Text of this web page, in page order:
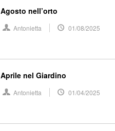
Agosto nell’orto
Antonietta 01/08/2025
Aprile nel Giardino
Antonietta 01/04/2025